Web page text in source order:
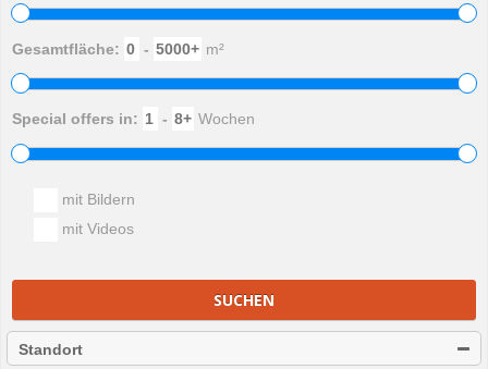
Gesamtfläche: - m²
Special offers in: - Wochen
mit Bildern
mit Videos
SUCHEN
Standort